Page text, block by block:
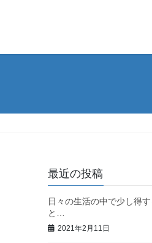
最近の投稿
日々の生活の中で少し得
と…
2021年2月11日